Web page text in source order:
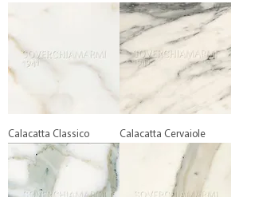
Calacatta Classico Calacatta Cervaiole